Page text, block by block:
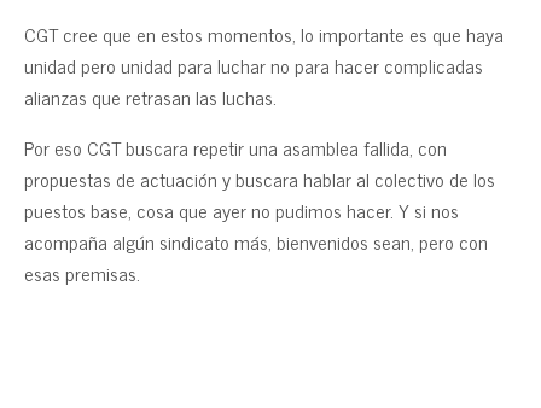
CGT cree que en estos momentos, lo importante es que haya
unidad pero unidad para luchar no para hacer complicadas
alianzas que retrasan las luchas.
Por eso CGT buscara repetir una asamblea fallida, con
propuestas de actuación y buscara hablar al colectivo de los
puestos base, cosa que ayer no pudimos hacer. Y si nos
acompaña algún sindicato más, bienvenidos sean, pero con
esas premisas.